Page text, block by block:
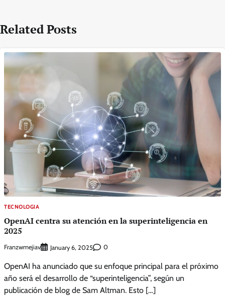
Related Posts
TECNOLOGIA
OpenAI centra su atención en la superinteligencia en
2025
Franzwmejiav January 6, 2025 0
OpenAI ha anunciado que su enfoque principal para el próximo
año será el desarrollo de “superinteligencia”, según un
publicación de blog de Sam Altman. Esto […]